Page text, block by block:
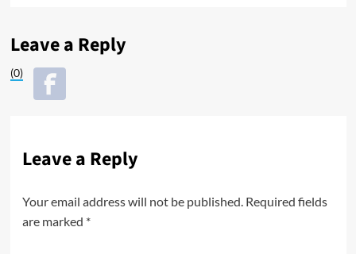
Leave a Reply
(0)
Leave a Reply
Your email address will not be published. Required fields
are marked *